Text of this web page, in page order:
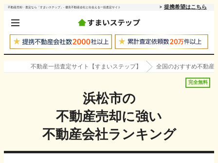
不動産売却・査定なら「すまいステップ」- 優良不動産会社と出会える一括査定サイト 提携希望はこちら
不動産一括査定サイト【すまいステップ】 全国のおすすめ不動産
完全無料
浜松市の
不動産売却に強い
不動産会社ランキング